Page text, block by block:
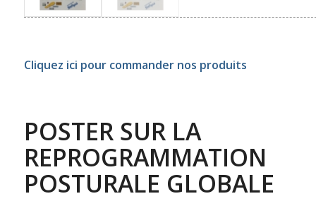
Cliquez ici pour commander nos produits
POSTER SUR LA
REPROGRAMMATION
POSTURALE GLOBALE